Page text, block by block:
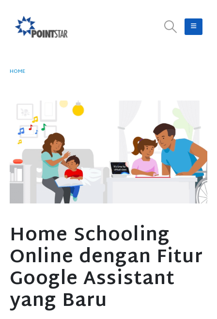
HOME
Home Schooling
Online dengan Fitur
Google Assistant
yang Baru